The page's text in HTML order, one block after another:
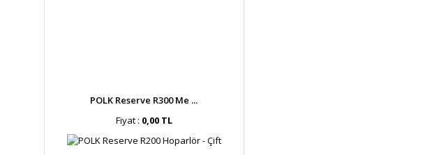
POLK Reserve R300 Me ...
Fiyat : 0,00 TL